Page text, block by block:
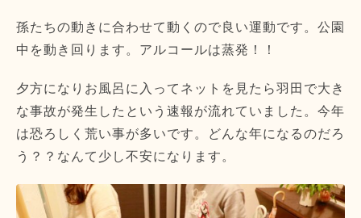
孫たちの動きに合わせて動くので良い運動です。公園
中を動き回ります。アルコールは蒸発！！
夕方になりお風呂に入ってネットを見たら羽田で大き
な事故が発生したという速報が流れていました。今年
は恐ろしく荒い事が多いです。どんな年になるのだろ
う？？なんて少し不安になります。